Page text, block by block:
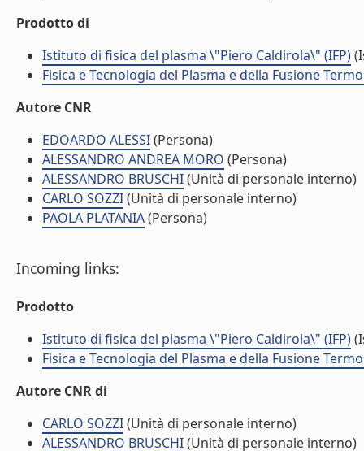
Prodotto di
Istituto di fisica del plasma \"Piero Caldirola\" (IFP)
Fisica e Tecnologia del Plasma e della Fusione
Autore CNR
EDOARDO ALESSI(Persona)
ALESSANDRO ANDREA MORO (Persona)
ALESSANDRO BRUSCHI(Unità di personale interno)
CARLO SOZZI(Unità di personale interno)
PAOLA PLATANIA(Persona)
Incoming links:
Prodotto
Istituto di fisica del plasma \"Piero Caldirola\" (IFP)
Fisica e Tecnologia del Plasma e della Fusione
Autore CNR di
CARLO SOZZI(Unità di personale interno)
ALESSANDRO BRUSCHI(Unità di personale interno)